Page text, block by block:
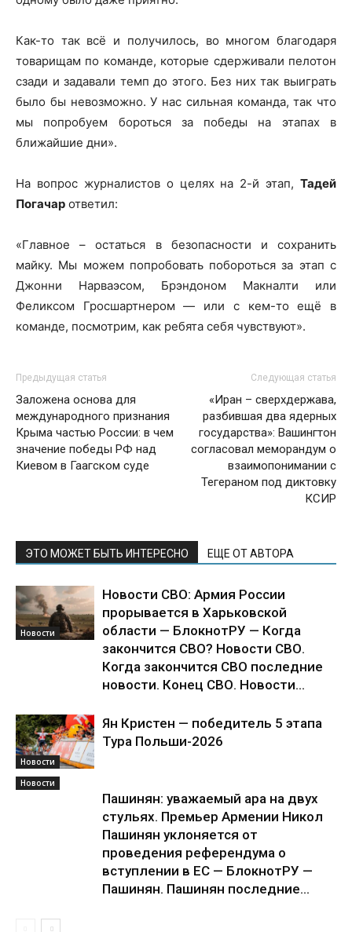
Как-то так всё и получилось, во многом благодаря
товарищам по команде, которые сдерживали пелотон
сзади и задавали темп до этого. Без них так выиграть
было бы невозможно. У нас сильная команда, так что
мы попробуем бороться за победы на этапах в
ближайшие дни».
На вопрос журналистов о целях на 2-й этап, Тадей
Погачар ответил:
«Главное – остаться в безопасности и сохранить
майку. Мы можем попробовать побороться за этап с
Джонни Нарваэсом, Брэндоном Макналти или
Феликсом Гросшартнером — или с кем-то ещё в
команде, посмотрим, как ребята себя чувствуют».
Предыдущая статья
Заложена основа для
международного признания
Крыма частью России: в чем
значение победы РФ над
Киевом в Гаагском суде
Следующая статья
«Иран – сверхдержава,
разбившая два ядерных
государства»: Вашингтон
согласовал меморандум о
взаимопонимании с
Тегераном под диктовку
КСИР
ЭТО МОЖЕТ БЫТЬ ИНТЕРЕСНО ЕЩЕ ОТ АВТОРА
Новости
Новости СВО: Армия России
прорывается в Харьковской
области — БлокнотРУ — Когда
закончится СВО? Новости СВО.
Когда закончится СВО последние
новости. Конец СВО. Новости...
Новости
Ян Кристен — победитель 5 этапа
Тура Польши-2026
Новости
Пашинян: уважаемый ара на двух
стульях. Премьер Армении Никол
Пашинян уклоняется от
проведения референдума о
вступлении в ЕС — БлокнотРУ —
Пашинян. Пашинян последние...